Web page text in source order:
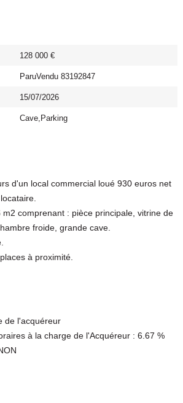
128 000 €
ParuVendu 83192847
15/07/2026
Cave,Parking
d'un local commercial loué 930 euros net
comprenant : pièce principale, vitrine de
froide, grande cave.
à proximité.
de l'acquéreur
à la charge de l'Acquéreur : 6.67 %